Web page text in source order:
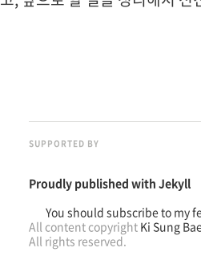
SUPPORTED BY
Proudly published withJekyll
You should subscribe to my
All content copyright Ki Sung
All rights reserved.